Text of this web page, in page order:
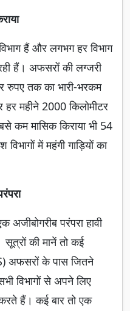
हैं और लगभग हर विभाग
हैं। अफसरों की लग्जरी
रुपए तक का भारी-भरकम
हर महीने 2000 किलोमीटर
कम मासिक किराया भी 54
में महंगी गाड़ियों का
अजीबोगरीब परंपरा हावी
सूत्रों की मानें तो कई
अफसरों के पास जितने
विभागों से अपने लिए
हैं। कई बार तो एक